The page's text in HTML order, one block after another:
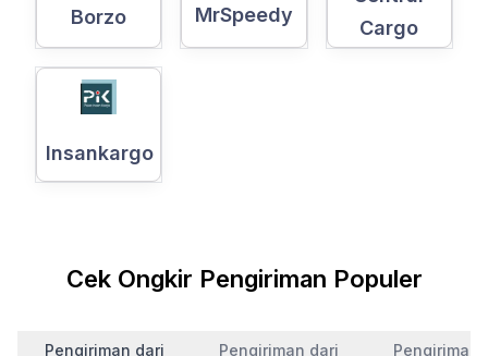
Borzo MrSpeedy
Cargo
Insankargo
Cek Ongkir Pengiriman Populer
Pengiriman dari
Pengiriman dari
Pengiriman